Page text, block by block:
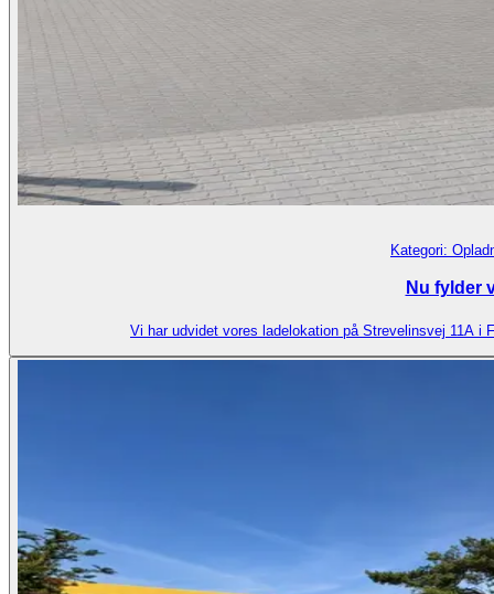
Kategori:
Nu fylder
Vi har udvidet vores ladelokation på Strevelinsvej 11A i